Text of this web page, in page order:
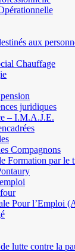
aux
Chauffage
juridiques
– I.M.A.J.E.
Compagnons
Formation par le
Pour l’Emploi
lutte contre la